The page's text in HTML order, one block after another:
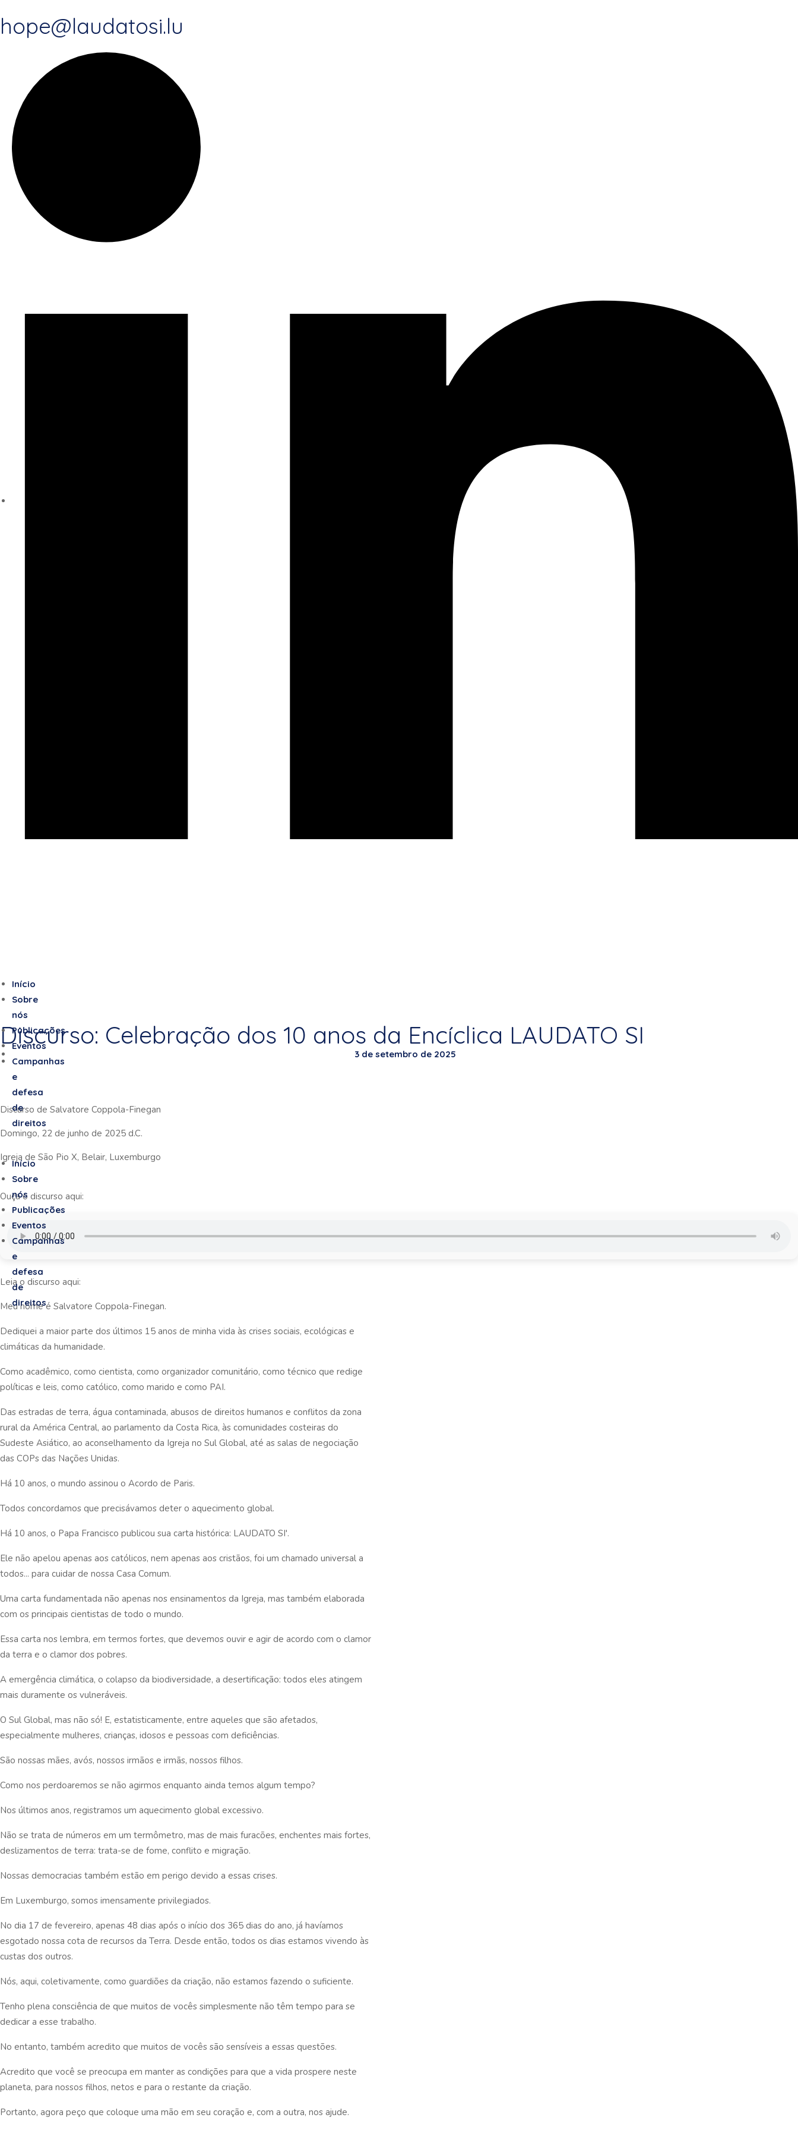
hope@laudatosi.lu
Início
Sobre
nós
Publicações
Eventos
Campanhas
e
defesa
de
direitos
Início
Sobre
nós
Publicações
Eventos
Campanhas
e
defesa
de
direitos
Discurso: Celebração dos 10 anos da Encíclica LAUDATO SI
3 de setembro de 2025
Discurso de Salvatore Coppola-Finegan
Domingo, 22 de junho de 2025 d.C.
Igreja de São Pio X, Belair, Luxemburgo
Ouça o discurso aqui:
Leia o discurso aqui:
Meu nome é Salvatore Coppola-Finegan.
Dediquei a maior parte dos últimos 15 anos de minha vida às crises sociais, ecológicas e
climáticas da humanidade.
Como acadêmico, como cientista, como organizador comunitário, como técnico que redige
políticas e leis, como católico, como marido e como PAI.
Das estradas de terra, água contaminada, abusos de direitos humanos e conflitos da zona
rural da América Central, ao parlamento da Costa Rica, às comunidades costeiras do
Sudeste Asiático, ao aconselhamento da Igreja no Sul Global, até as salas de negociação
das COPs das Nações Unidas.
Há 10 anos, o mundo assinou o Acordo de Paris.
Todos concordamos que precisávamos deter o aquecimento global.
Há 10 anos, o Papa Francisco publicou sua carta histórica: LAUDATO SI'.
Ele não apelou apenas aos católicos, nem apenas aos cristãos, foi um chamado universal a
todos... para cuidar de nossa Casa Comum.
Uma carta fundamentada não apenas nos ensinamentos da Igreja, mas também elaborada
com os principais cientistas de todo o mundo.
Essa carta nos lembra, em termos fortes, que devemos ouvir e agir de acordo com o clamor
da terra e o clamor dos pobres.
A emergência climática, o colapso da biodiversidade, a desertificação: todos eles atingem
mais duramente os vulneráveis.
O Sul Global, mas não só! E, estatisticamente, entre aqueles que são afetados,
especialmente mulheres, crianças, idosos e pessoas com deficiências.
São nossas mães, avós, nossos irmãos e irmãs, nossos filhos.
Como nos perdoaremos se não agirmos enquanto ainda temos algum tempo?
Nos últimos anos, registramos um aquecimento global excessivo.
Não se trata de números em um termômetro, mas de mais furacões, enchentes mais fortes,
deslizamentos de terra: trata-se de fome, conflito e migração.
Nossas democracias também estão em perigo devido a essas crises.
Em Luxemburgo, somos imensamente privilegiados.
No dia 17 de fevereiro, apenas 48 dias após o início dos 365 dias do ano, já havíamos
esgotado nossa cota de recursos da Terra. Desde então, todos os dias estamos vivendo às
custas dos outros.
Nós, aqui, coletivamente, como guardiões da criação, não estamos fazendo o suficiente.
Tenho plena consciência de que muitos de vocês simplesmente não têm tempo para se
dedicar a esse trabalho.
No entanto, também acredito que muitos de vocês são sensíveis a essas questões.
Acredito que você se preocupa em manter as condições para que a vida prospere neste
planeta, para nossos filhos, netos e para o restante da criação.
Portanto, agora peço que coloque uma mão em seu coração e, com a outra, nos ajude.